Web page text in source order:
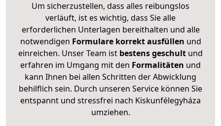
Um sicherzustellen, dass alles reibungslos
verläuft, ist es wichtig, dass Sie alle
erforderlichen Unterlagen bereithalten und alle
notwendigen Formulare korrekt ausfüllen und
einreichen. Unser Team ist bestens geschult und
erfahren im Umgang mit den Formalitäten und
kann Ihnen bei allen Schritten der Abwicklung
behilflich sein. Durch unseren Service können Sie
entspannt und stressfrei nach Kiskunfélegyháza
umziehen.